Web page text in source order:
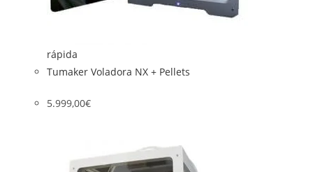
rápida
Tumaker Voladora NX + Pellets
5.999,00€